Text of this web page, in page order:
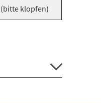
klopfen)